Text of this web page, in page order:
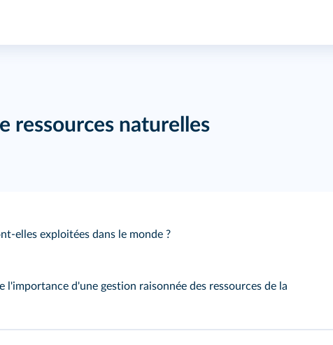
ressources naturelles
elles exploitées dans le monde ?
l'importance d'une gestion raisonnée des ressources de la